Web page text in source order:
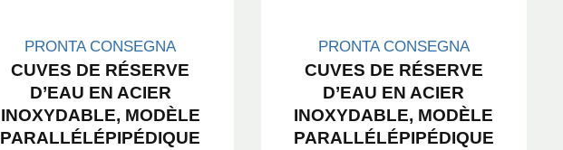
PRONTA CONSEGNA
CUVES DE RÉSERVE
D’EAU EN ACIER
INOXYDABLE, MODÈLE
PARALLÉLÉPIPÉDIQUE
PRONTA CONSEGNA
CUVES DE RÉSERVE
D’EAU EN ACIER
INOXYDABLE, MODÈLE
PARALLÉLÉPIPÉDIQUE